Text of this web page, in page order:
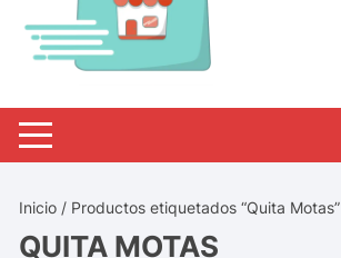
Inicio / Productos etiquetados “Quita Motas”
QUITA MOTAS